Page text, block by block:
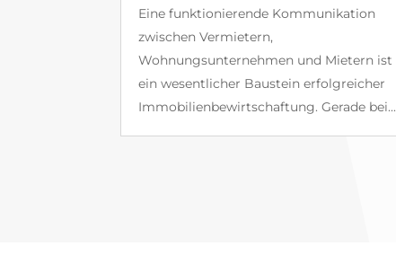
Eine funktionierende Kommunikation
zwischen Vermietern,
Wohnungsunternehmen und Mietern ist
ein wesentlicher Baustein erfolgreicher
Immobilienbewirtschaftung. Gerade bei...